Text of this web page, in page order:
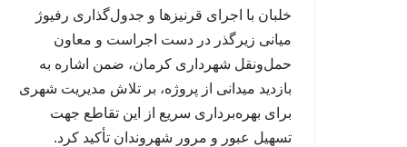
خلبان با اجرای قرنیزها و جدول‌گذاری رفیوژ
میانی زیرگذر در دست اجراست و معاون
حمل‌ونقل شهرداری کرمان، ضمن اشاره به
بازدید میدانی از پروژه، بر تلاش مدیریت شهری
برای بهره‌برداری سریع از این تقاطع جهت
تسهیل عبور و مرور شهروندان تأکید کرد.